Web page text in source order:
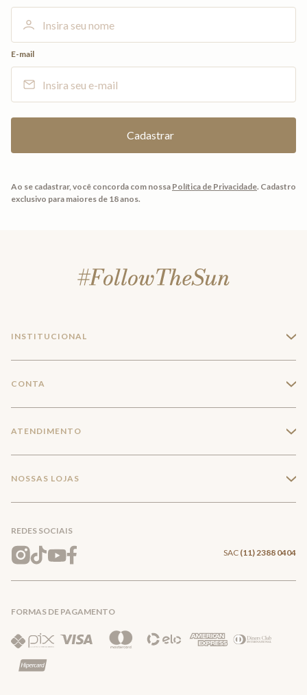
E-mail
Ao se cadastrar, você concorda com nossa Política de Privacidade. Cadastro
exclusivo para maiores de 18 anos.
INSTITUCIONAL +
Trabalhe conosco
Mapa do Site
CONTA +
Meus pedidos
Wishlist
ATENDIMENTO +
Entrega e Frete
Trocas e Devoluções
Política de Privacidade
NOSSAS LOJAS +
REDES SOCIAIS
SAC (11) 2388 0404
FORMAS DE PAGAMENTO